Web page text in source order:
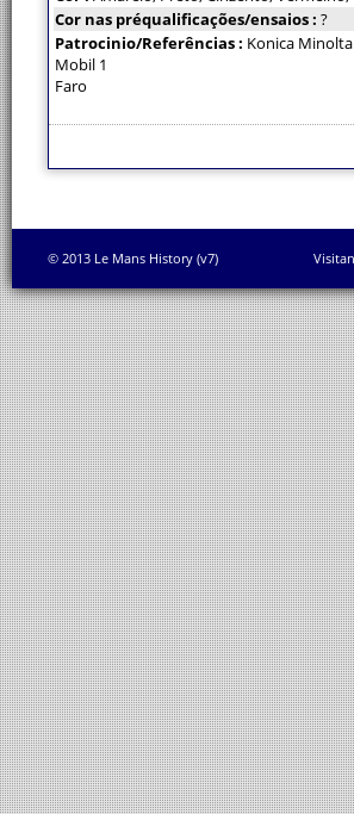
Cor nas préqualificações/ensaios : ?
Patrocinio/Referências : Konica Minolta
Mobil 1
Faro
© 2013 Le Mans History (v7)